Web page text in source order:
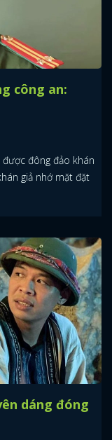
công an:
đông đảo khán
giả nhớ mặt đặt
dáng đóng